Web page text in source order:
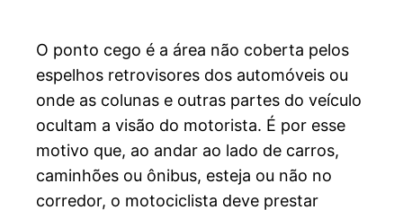
O ponto cego é a área não coberta pelos
espelhos retrovisores dos automóveis ou
onde as colunas e outras partes do veículo
ocultam a visão do motorista. É por esse
motivo que, ao andar ao lado de carros,
caminhões ou ônibus, esteja ou não no
corredor, o motociclista deve prestar